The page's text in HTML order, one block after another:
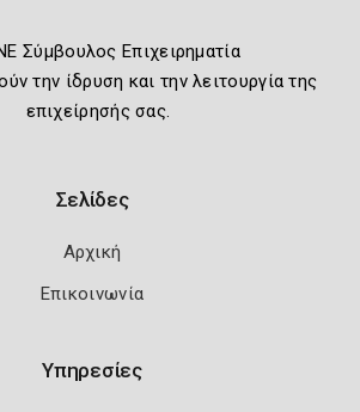
Σύμβουλος Επιχειρηματία
την ίδρυση και την λειτουργία της
επιχείρησής σας.
Σελίδες
Αρχική
Επικοινωνία
Υπηρεσίες